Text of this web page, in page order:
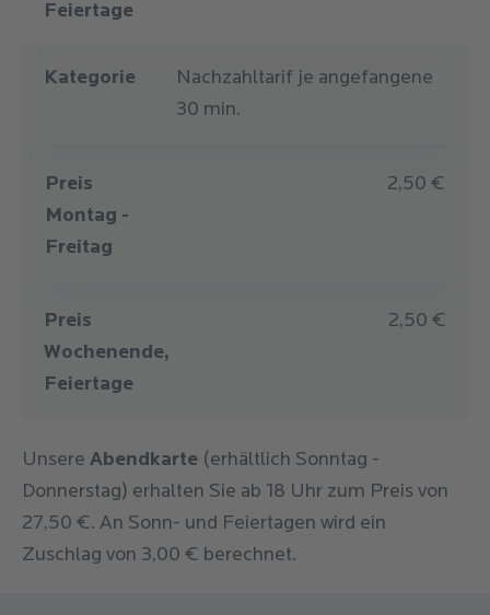
Feiertage
Kategorie
Nachzahltarif je angefangene
30 min.
Preis
Montag -
Freitag
2,50 €
Preis
Wochenende,
Feiertage
2,50 €
Unsere Abendkarte (erhältlich Sonntag -
Donnerstag) erhalten Sie ab 18 Uhr zum Preis von
27,50 €. An Sonn- und Feiertagen wird ein
Zuschlag von 3,00 € berechnet.